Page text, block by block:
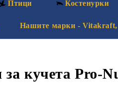
Птици Костенурки
Нашите марки -
за кучета Pro-